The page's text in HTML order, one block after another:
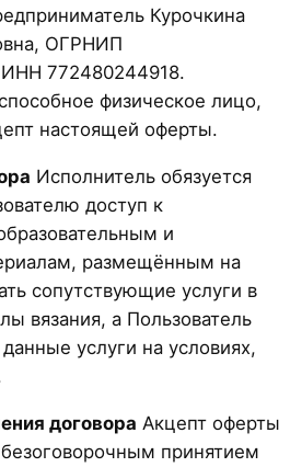
Курочкина
ОГРНИП
772480244918.
физическое лицо,
настоящей оферты.
Исполнитель обязуется
доступ к
и
размещённым на
сопутствующие услуги в
вязания, а Пользователь
услуги на условиях,
договора Акцепт оферты
принятием